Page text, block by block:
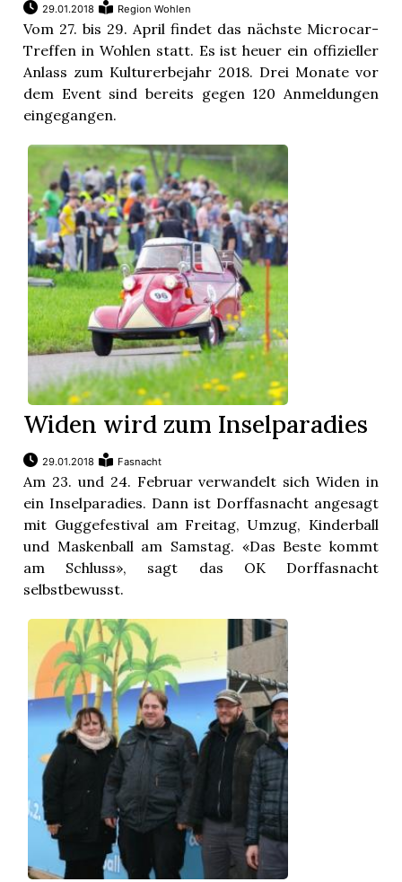
29.01.2018 Region Wohlen
Vom 27. bis 29. April findet das nächste Microcar-
Treffen in Wohlen statt. Es ist heuer ein offizieller
Anlass zum Kulturerbejahr 2018. Drei Monate vor
dem Event sind bereits gegen 120 Anmeldungen
eingegangen.
Widen wird zum Inselparadies
29.01.2018 Fasnacht
Am 23. und 24. Februar verwandelt sich Widen in
ein Inselparadies. Dann ist Dorffasnacht angesagt
mit Guggefestival am Freitag, Umzug, Kinderball
und Maskenball am Samstag. «Das Beste kommt
am Schluss», sagt das OK Dorffasnacht
selbstbewusst.